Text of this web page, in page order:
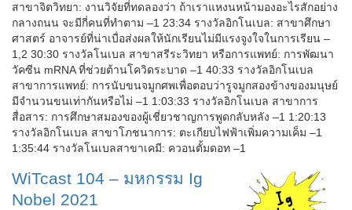
สาขาจิตวิทยา: งานวิจัยที่ทดลองว่า ถ้าเราแหงนหน้ามองอะไรสักอย่าง
กลางถนน จะมีกี่คนที่ทำตาม –1 23:34 รางวัลอิกโนเบล: สาขาศึกษา
ศาสตร์ อาจารย์ที่น่าเบื่อส่งผลให้นักเรียนไม่มีแรงจูงใจในการเรียน –
1,2 30:30 รางวัลโนเบล สาขาสรีระวิทยา หรือการแพทย์: การพัฒนา
วัคซีน mRNA ที่ช่วยต้านโควิดระบาด –1 40:33 รางวัลอิกโนเบล
สาขาการแพทย์: การนับขนจมูกศพเพื่อตอบว่ารูจมูกสองข้างของมนุษย์
มีจำนวนขนเท่ากันหรือไม่ –1 1:03:33 รางวัลอิกโนเบล สาขาการ
สื่อสาร: การศึกษาสมองของผู้เชี่ยวชาญการพูดกลับหลัง –1 1:20:13
รางวัลอิกโนเบล สาขาโภชนาการ: ตะเกียบไฟฟ้าเพิ่มความเค็ม –1
1:35:44 รางวัลโนเบลสาขาเคมี: ควอนตั้มดอท –1
WiTcast 104 – มหกรรม Ig
Nobel 2021